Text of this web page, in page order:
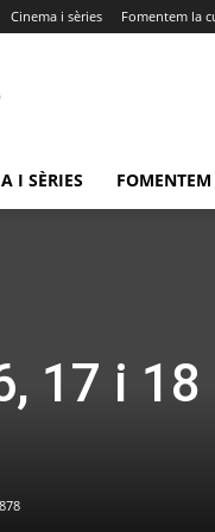
Cinema i sèries Fomentem la
I SÈRIES
17 i